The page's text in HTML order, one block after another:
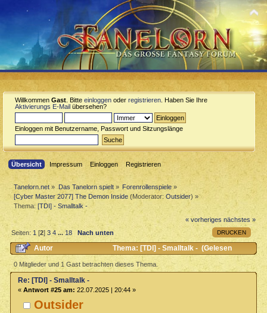
Willkommen Gast . Bitte einloggen oder registrieren . Haben Sie Ihre
Aktivierungs E-Mail übersehen?
Einloggen mit Benutzername, Passwort und Sitzungslänge
Übersicht Impressum Einloggen Registrieren
Tanelorn.net » Das Tanelorn spielt» Forenrollenspiele»
[Cyber Master 2077] The Demon Inside (Moderator:Outsider) »
Thema:[TDI] - Smalltalk -
« vorheriges nächstes »
DRUCKEN
Seiten:1 [2]3 4 ...18 Nach unten
Autor
Thema: [TDI] - Smalltalk - (Gelesen
15212 mal)
0 Mitglieder und 1 Gast betrachten dieses Thema.
Outsider
Re: [TDI] - Smalltalk -
« Antwort #25 am: 22.07.2025 | 20:44 »